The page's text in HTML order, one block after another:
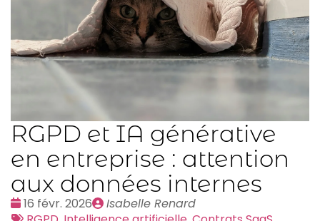
RGPD et IA générative
en entreprise : attention
aux données internes
Date
16 févr. 2026
Publié
Isabelle Renard